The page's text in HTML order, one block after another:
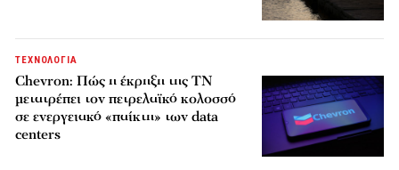
ΤΕΧΝΟΛΟΓΙΑ
Chevron: Πώς η έκρηξη της ΤΝ
μετατρέπει τον πετρελαϊκό κολοσσό
σε ενεργειακό «παίκτη» των data
centers